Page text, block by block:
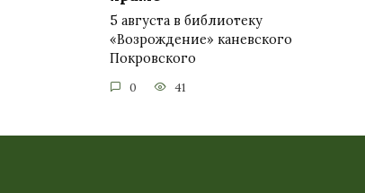
5 августа в библиотеку
«Возрождение» каневского
Покровского
0 41